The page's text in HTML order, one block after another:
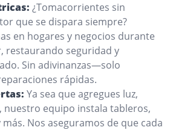
¿Tomacorrientes sin
que se dispara siempre?
en hogares y negocios durante
restaurando seguridad y
Sin adivinanzas—solo
rápidas.
Ya sea que agregues luz,
nuestro equipo instala tableros,
Nos aseguramos de que cada